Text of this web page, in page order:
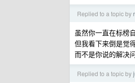
Replied to a topic by
虽然你一直在标榜
但我看下来倒是觉
而不是你说的解决
Replied to a topic by